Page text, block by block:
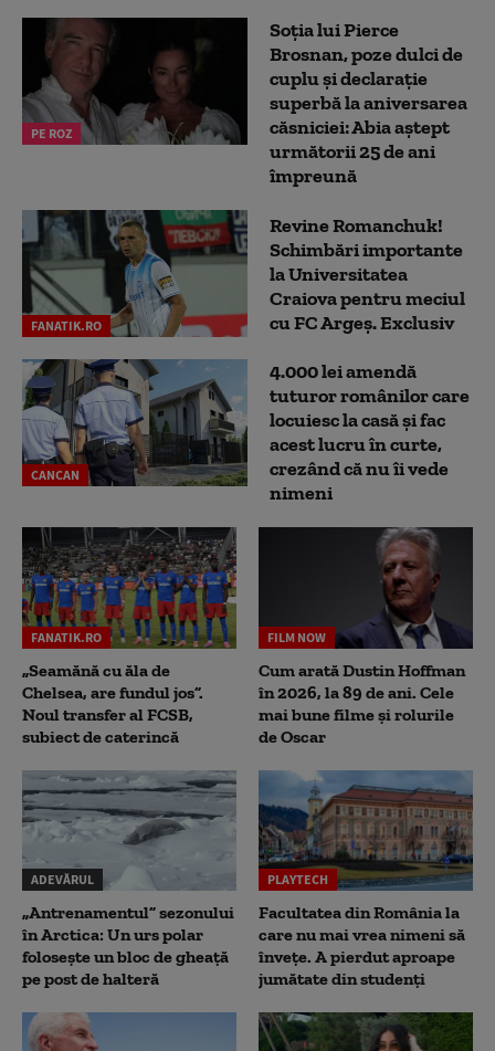
PE ROZ
Soția lui Pierce
Brosnan, poze dulci de
cuplu și declarație
superbă la aniversarea
căsniciei: Abia aștept
următorii 25 de ani
împreună
FANATIK.RO
Revine Romanchuk!
Schimbări importante
la Universitatea
Craiova pentru meciul
cu FC Argeş. Exclusiv
CANCAN
4.000 lei amendă
tuturor românilor care
locuiesc la casă și fac
acest lucru în curte,
crezând că nu îi vede
nimeni
FANATIK.RO
„Seamănă cu ăla de
Chelsea, are fundul jos”.
Noul transfer al FCSB,
subiect de caterincă
FILM NOW
Cum arată Dustin Hoffman
în 2026, la 89 de ani. Cele
mai bune filme și rolurile
de Oscar
ADEVĂRUL
„Antrenamentul” sezonului
în Arctica: Un urs polar
folosește un bloc de gheață
pe post de halteră
PLAYTECH
Facultatea din România la
care nu mai vrea nimeni să
înveţe. A pierdut aproape
jumătate din studenţi